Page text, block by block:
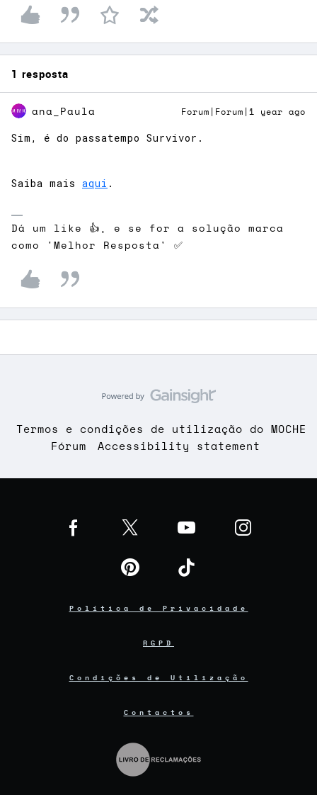
1 resposta
ana_Paula Forum|Forum|1 year ago
Sim, é do passatempo Survivor.
Saiba mais aqui .
Dá um like 👍, e se for a solução marca
como 'Melhor Resposta' ✅
Termos e condições de utilização do MOCHE
Fórum
Accessibility statement
Política de Privacidade
RGPD
Condições de Utilização
Contactos